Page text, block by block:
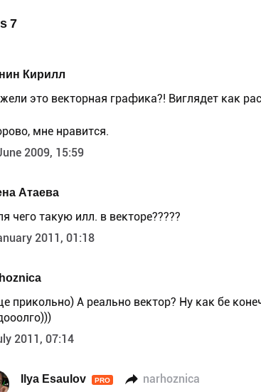
7
Кирилл
это векторная графика?! Виглядет как
мне нравится.
2009, 15:59
Атаева
чего такую илл. в векторе?????
2011, 01:18
прикольно) А реально вектор? Ну как бе
2011, 07:14
Ilya Esaulov PRO narhoznica